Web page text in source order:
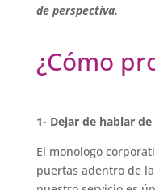
de perspectiva.
¿Cómo
1- Dejar de hablar
El monologo
puertas adentro de